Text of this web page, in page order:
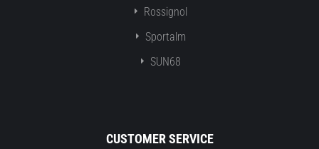
Rossignol
Sportalm
SUN68
CUSTOMER SERVICE